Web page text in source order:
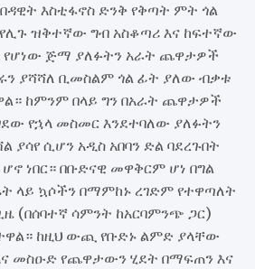
እስቲፋኖስ ድንቅ የቅጣት ምት ጎል
ዝቅተኛው ግብ አስቆጣሪ እና ከፍተኛው
የሆነው ጅማ ያለፉትን አራት ጨዋታዎች
ያሻሻለ ቢመስልም ጎል ፊት ያለው ብቃቱ
ከምንም በላይ ግን በአራት ጨዋታዎች
የኋላ መስመር እንደተባለው ያለፉትን
ሲሆን አዲስ አበባን ድል ባደረጉበት
ነበር። በቡድናዊ መዋቅርም ሆነ በግል
ላይ ኳሶችን በማምከኑ ረገድም የተዋጣለት
(በሰባተኛ ሳምንት ከአርባምንጭ ጋር)
ከዚህ ውጪ የቡድኑ ልምድ ያላቸው
መስዑድ የጨዋታውን ሂደት በማፍጠን እና